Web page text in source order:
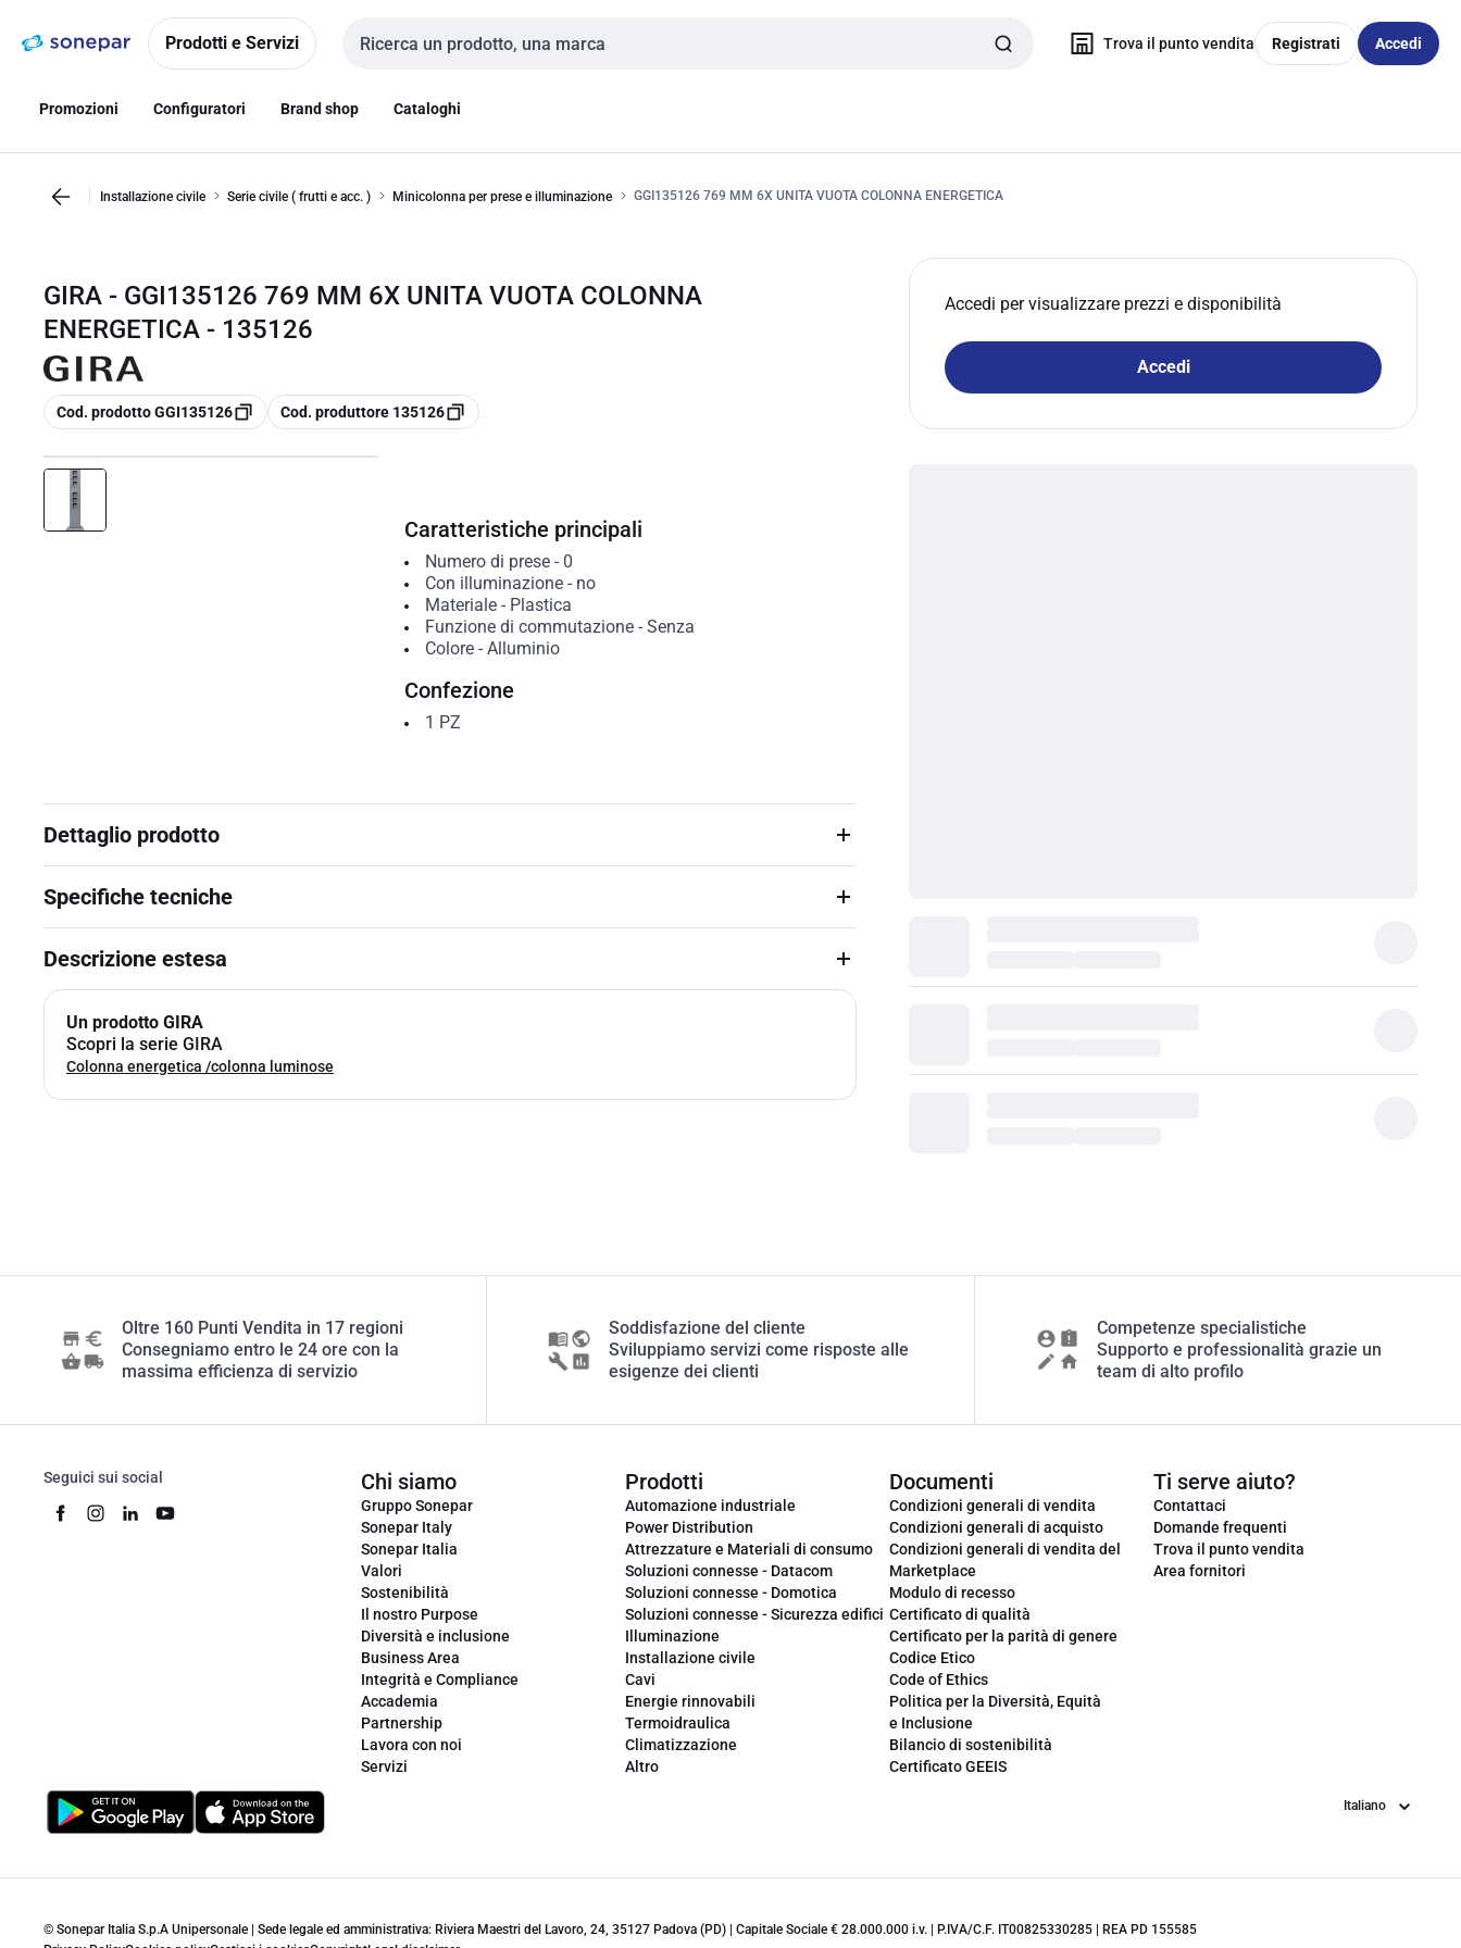
navigazionealla
Prodotti e Servizi
Cerca input
Trova il punto vendita Registrati Accedi
Promozioni Configuratori Brand shop Cataloghi
Installazione civile Serie civile ( frutti e acc. ) Minicolonna per prese e illuminazione GGI135126 769 MM 6X UNITA VUOTA COLONNA ENERGETICA
GIRA - GGI135126 769 MM 6X UNITA VUOTA COLONNA
ENERGETICA - 135126
copia
Cod. prodotto GGI135126 copia
Cod. produttore 135126
Accedi per visualizzare prezzi e disponibilità
Accedi
Caratteristiche principali
Numero di prese- 0
Con illuminazione- no
Materiale- Plastica
Funzione di commutazione- Senza
Colore- Alluminio
Confezione
1 PZ
Dettaglio prodotto
Specifiche tecniche
Descrizione estesa
Un prodotto GIRA
Scopri la serie GIRA
Colonna energetica /colonna luminose
Oltre 160 Punti Vendita in 17 regioni
Consegniamo entro le 24 ore con la
massima efficienza di servizio
Soddisfazione del cliente
Sviluppiamo servizi come risposte alle
esigenze dei clienti
Competenze specialistiche
Supporto e professionalità grazie un
team di alto profilo
Seguici sui social Chi siamo
Gruppo Sonepar
Sonepar Italy
Sonepar Italia
Valori
Sostenibilità
Il nostro Purpose
Diversità e inclusione
Business Area
Integrità e Compliance
Accademia
Partnership
Lavora con noi
Servizi
Prodotti
Automazione industriale
Power Distribution
Attrezzature e Materiali di consumo
Soluzioni connesse - Datacom
Soluzioni connesse - Domotica
Soluzioni connesse - Sicurezza edifici
Illuminazione
Installazione civile
Cavi
Energie rinnovabili
Termoidraulica
Climatizzazione
Altro
Documenti
Condizioni generali di vendita
Condizioni generali di acquisto
Condizioni generali di vendita del
Marketplace
Modulo di recesso
Certificato di qualità
Certificato per la parità di genere
Codice Etico
Code of Ethics
Politica per la Diversità, Equità
e Inclusione
Bilancio di sostenibilità
Certificato GEEIS
Ti serve aiuto?
Contattaci
Domande frequenti
Trova il punto vendita
Area fornitori
Lingua
© Sonepar Italia S.p.A Unipersonale | Sede legale ed amministrativa: Riviera Maestri del Lavoro, 24, 35127 Padova (PD) | Capitale Sociale € 28.000.000 i.v. | P.IVA/C.F. IT00825330285 | REA PD 155585